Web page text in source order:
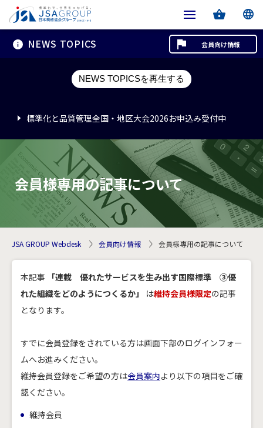
NEWS TOPICS
NEWS TOPICSを再生する
標準化と品質管理全国・地区大会2026お申込み受付中
標準化と品質管理全国・地区大会2026お申込み受付中
標準化と品質管理全国・地区大会2026お申込み受付中
会員向け情報
会員様専用の記事について
JSA GROUP Webdesk 会員向け情報 会員様専用の記事について
本記事
「連載 優れたサービスを生み出す国際標準 ③優
れた組織をどのようにつくるか」
は維持会員様限定の記事
となります。
すでに会員登録をされている方は画面下部のログインフォー
ムへお進みください。
維持会員登録をご希望の方は会員案内より以下の項目をご確
認ください。
維持会員